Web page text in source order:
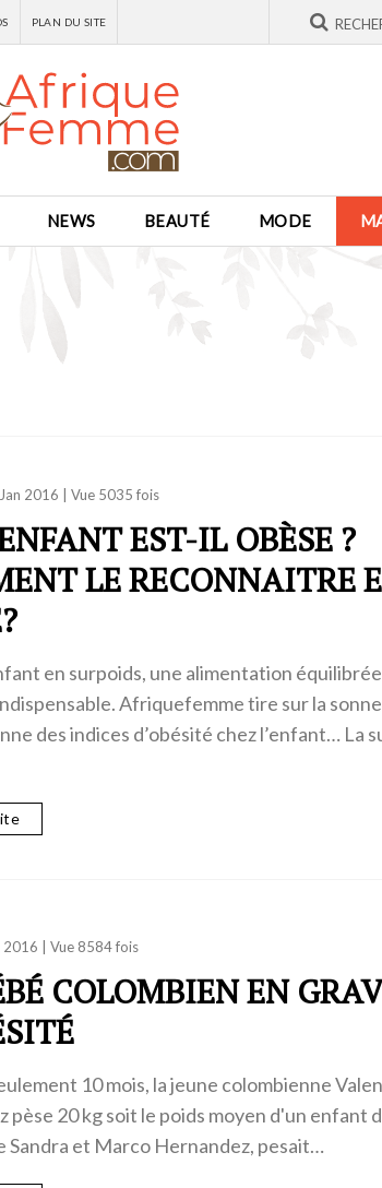
PLAN DU SITE
NEWS BEAUTÉ MODE
2016 Vue 5035 fois
EST-IL OBÈSE ?
LE RECONNAITRE
en surpoids, une alimentation
Afriquefemme tire sur la
des indices d’obésité chez l’enfant… La
2016 | Vue 8584 fois
COLOMBIEN EN
10 mois, la jeune colombienne
pèse 20 kg soit le poids moyen d'un enfant
Sandra et Marco Hernandez, pesait…